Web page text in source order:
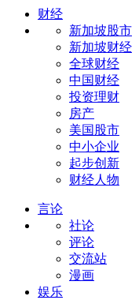
财经
新加坡股市
新加坡财经
全球财经
中国财经
投资理财
房产
美国股市
中小企业
起步创新
财经人物
言论
社论
评论
交流站
漫画
娱乐